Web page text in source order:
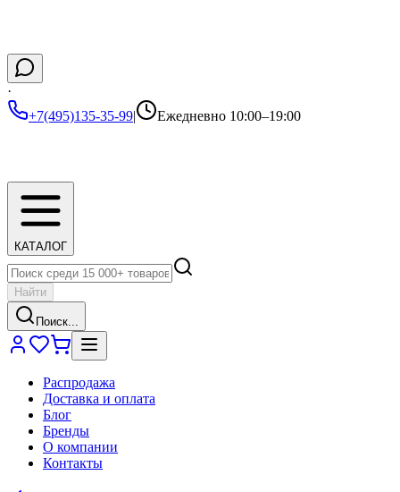
·
+7(495)135-35-99| Ежедневно 10:00–19:00
КАТАЛОГ
Найти
Поиск...
Распродажа
Доставка и оплата
Блог
Бренды
О компании
Контакты